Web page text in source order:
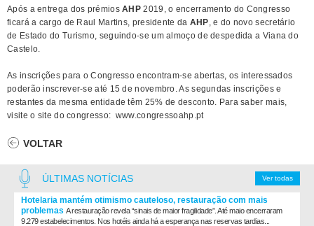
Após a entrega dos prémiosAHP 2019, o encerramento do Congresso
ficará a cargo de Raul Martins, presidente da AHP, e do novo secretário
de Estado do Turismo, seguindo-se um almoço de despedida a Viana do
Castelo.
As inscrições para o Congresso encontram-se abertas, os interessados
poderão inscrever-se até 15 de novembro. As segundas inscrições e
restantes da mesma entidade têm 25% de desconto. Para saber mais,
visite o site do congresso: www.congressoahp.pt
VOLTAR
Ver todas
ÚLTIMAS NOTÍCIAS
Hotelaria mantém otimismo cauteloso, restauração com mais
problemas A restauração revela “sinais de maior fragilidade”. Até maio encerraram
9.279 estabelecimentos. Nos hotéis ainda há a esperança nas reservas tardias...